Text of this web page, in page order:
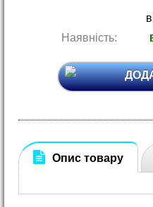
Наявність:
Опис товару